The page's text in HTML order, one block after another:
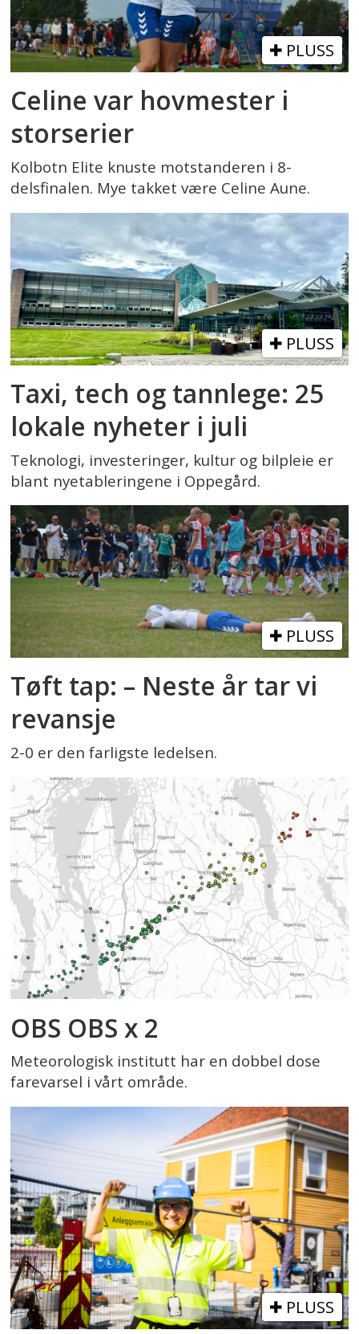
PLUSS
Celine var hovmester i
storserier
Kolbotn Elite knuste motstanderen i 8-
delsfinalen. Mye takket være Celine Aune.
PLUSS
Taxi, tech og tannlege: 25
lokale nyheter i juli
Teknologi, investeringer, kultur og bilpleie er
blant nyetableringene i Oppegård.
PLUSS
Tøft tap: – Neste år tar vi
revansje
2-0 er den farligste ledelsen.
OBS OBS x 2
Meteorologisk institutt har en dobbel dose
farevarsel i vårt område.
PLUSS